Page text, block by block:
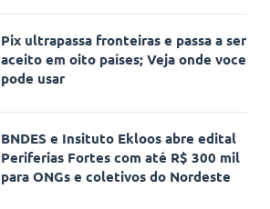
Pix ultrapassa fronteiras e passa a ser
aceito em oito países; Veja onde voce
pode usar
BNDES e Insituto Ekloos abre edital
Periferias Fortes com até R$ 300 mil
para ONGs e coletivos do Nordeste